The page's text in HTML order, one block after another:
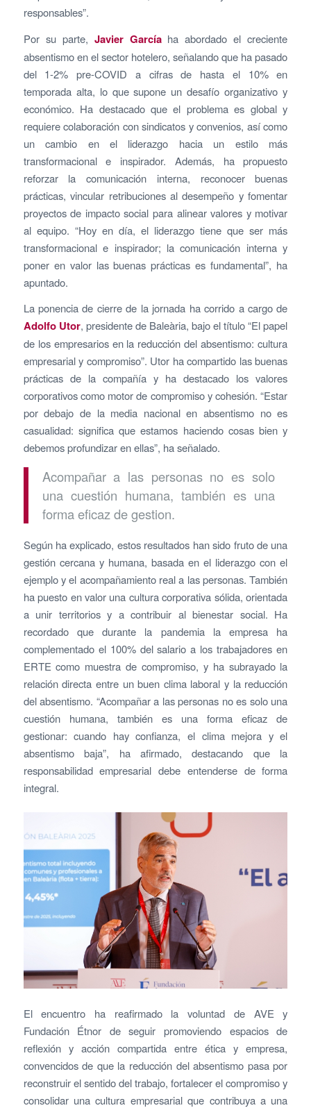
responsables”.
Por su parte, Javier Garcíaha abordado el creciente
absentismo en el sector hotelero, señalando que ha pasado
del 1-2% pre-COVID a cifras de hasta el 10% en
temporada alta, lo que supone un desafío organizativo y
económico. Ha destacado que el problema es global y
requiere colaboración con sindicatos y convenios, así como
un cambio en el liderazgo hacia un estilo más
transformacional e inspirador. Además, ha propuesto
reforzar la comunicación interna, reconocer buenas
prácticas, vincular retribuciones al desempeño y fomentar
proyectos de impacto social para alinear valores y motivar
al equipo. “Hoy en día, el liderazgo tiene que ser más
transformacional e inspirador; la comunicación interna y
poner en valor las buenas prácticas es fundamental”, ha
apuntado.
La ponencia de cierre de la jornada ha corrido a cargo de
Adolfo Utor, presidente de Baleària, bajo el título “El papel
de los empresarios en la reducción del absentismo: cultura
empresarial y compromiso”. Utor ha compartido las buenas
prácticas de la compañía y ha destacado los valores
corporativos como motor de compromiso y cohesión. “Estar
por debajo de la media nacional en absentismo no es
casualidad: significa que estamos haciendo cosas bien y
debemos profundizar en ellas”, ha señalado.
Acompañar a las personas no es solo
una cuestión humana, también es una
forma eficaz de gestion.
Según ha explicado, estos resultados han sido fruto de una
gestión cercana y humana, basada en el liderazgo con el
ejemplo y el acompañamiento real a las personas. También
ha puesto en valor una cultura corporativa sólida, orientada
a unir territorios y a contribuir al bienestar social. Ha
recordado que durante la pandemia la empresa ha
complementado el 100% del salario a los trabajadores en
ERTE como muestra de compromiso, y ha subrayado la
relación directa entre un buen clima laboral y la reducción
del absentismo. “Acompañar a las personas no es solo una
cuestión humana, también es una forma eficaz de
gestionar: cuando hay confianza, el clima mejora y el
absentismo baja”, ha afirmado, destacando que la
responsabilidad empresarial debe entenderse de forma
integral.
El encuentro ha reafirmado la voluntad de AVE y
Fundación Étnor de seguir promoviendo espacios de
reflexión y acción compartida entre ética y empresa,
convencidos de que la reducción del absentismo pasa por
reconstruir el sentido del trabajo, fortalecer el compromiso y
consolidar una cultura empresarial que contribuya a una